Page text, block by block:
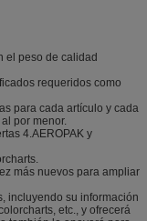
el peso de calidad
requeridos como
para cada artículo y cada
por menor.
4.AEROPAK y
más nuevos para ampliar
incluyendo su información
etc., y ofrecerá